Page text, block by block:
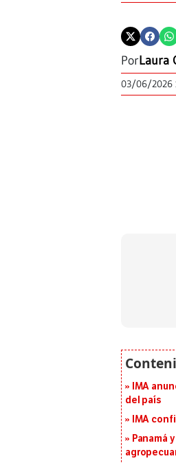
PorLaura
03/06/2026
IMA
del país
IMA
Panamá